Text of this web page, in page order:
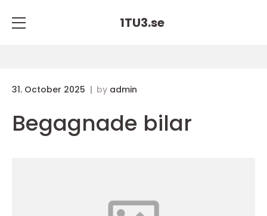
1TU3.se
31. October 2025 by admin
Begagnade bilar